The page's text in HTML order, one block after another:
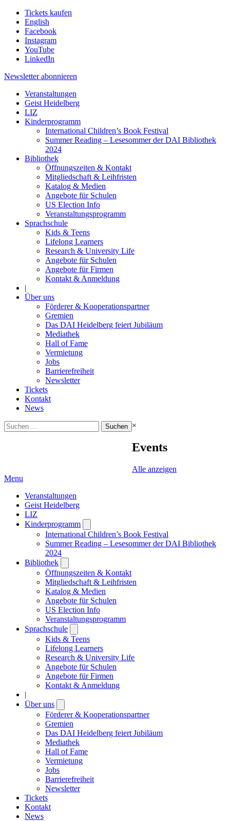
Tickets kaufen
English
Facebook
Instagram
YouTube
LinkedIn
Newsletter abonnieren
Veranstaltungen
Geist Heidelberg
LIZ
Kinderprogramm
International Children’s Book Festival
Summer Reading – Lesesommer der DAI Bibliothek
2024
Bibliothek
Öffnungszeiten & Kontakt
Mitgliedschaft & Leihfristen
Katalog & Medien
Angebote für Schulen
US Election Info
Veranstaltungsprogramm
Sprachschule
Kids & Teens
Lifelong Learners
Research & University Life
Angebote für Schulen
Angebote für Firmen
Kontakt & Anmeldung
|
Über uns
Förderer & Kooperationspartner
Gremien
Das DAI Heidelberg feiert Jubiläum
Mediathek
Hall of Fame
Vermietung
Jobs
Barrierefreiheit
Newsletter
Tickets
Kontakt
News
Suchen
nach:
×
Events
Alle anzeigen
Menu
Veranstaltungen
Geist Heidelberg
LIZ
Kinderprogramm
submenu
International Children’s Book Festival
Summer Reading – Lesesommer der DAI Bibliothek
2024
Bibliothek
submenu
Öffnungszeiten & Kontakt
Mitgliedschaft & Leihfristen
Katalog & Medien
Angebote für Schulen
US Election Info
Veranstaltungsprogramm
Sprachschule
submenu
Kids & Teens
Lifelong Learners
Research & University Life
Angebote für Schulen
Angebote für Firmen
Kontakt & Anmeldung
|
Über uns
submenu
Förderer & Kooperationspartner
Gremien
Das DAI Heidelberg feiert Jubiläum
Mediathek
Hall of Fame
Vermietung
Jobs
Barrierefreiheit
Newsletter
Tickets
Kontakt
News